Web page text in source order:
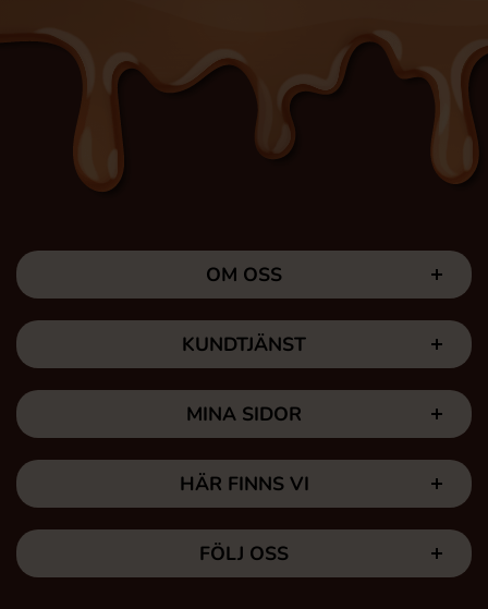
OM OSS
KUNDTJÄNST
MINA SIDOR
HÄR FINNS VI
FÖLJ OSS